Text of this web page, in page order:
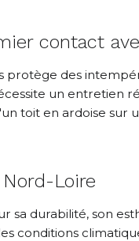
contact
protège des
un entretien
toit en ardoise sur
Loire
sa durabilité, son
conditions